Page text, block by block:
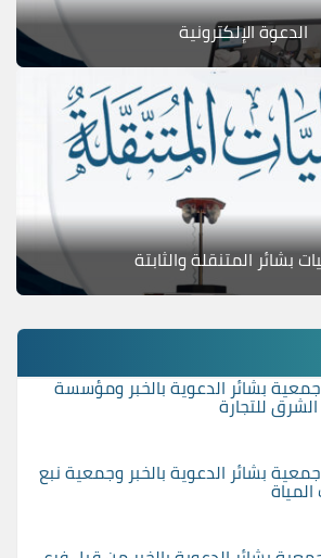
الدعوة الإلكترونية
بشائر المتنقلة والثابتة
بشائر الدعوية بالخبر ومؤسسة
للتجارة
بشائر الدعوية بالخبر وجمعية نبع